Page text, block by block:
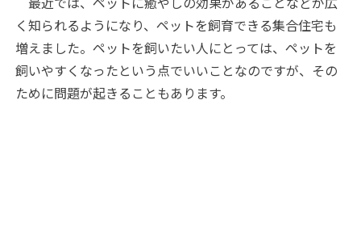
く知られるようになり、ペットを飼育できる集合住宅も
増えました。ペットを飼いたい人にとっては、ペットを
飼いやすくなったという点でいいことなのですが、その
ために問題が起きることもあります。